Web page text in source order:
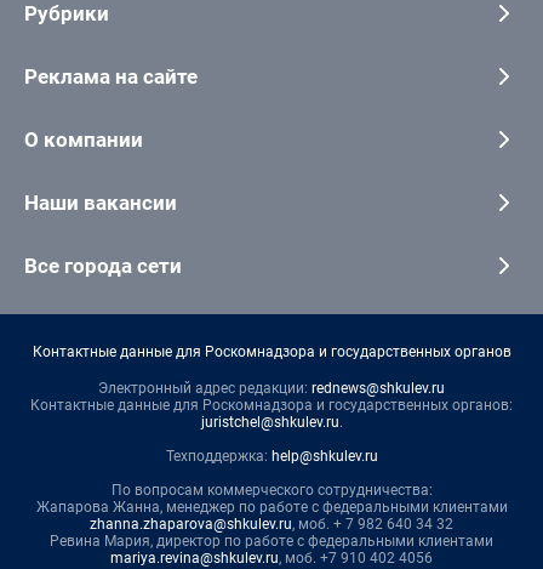
Рубрики
Реклама на сайте
О компании
Наши вакансии
Все города сети
Контактные данные для Роскомнадзора и государственных органов
Электронный адрес редакции: rednews@shkulev.ru
Контактные данные для Роскомнадзора и государственных органов:
juristchel@shkulev.ru.
Техподдержка: help@shkulev.ru
По вопросам коммерческого сотрудничества:
Жапарова Жанна, менеджер по работе с федеральными клиентами
zhanna.zhaparova@shkulev.ru, моб. + 7 982 640 34 32
Ревина Мария, директор по работе с федеральными клиентами
mariya.revina@shkulev.ru, моб. +7 910 402 4056